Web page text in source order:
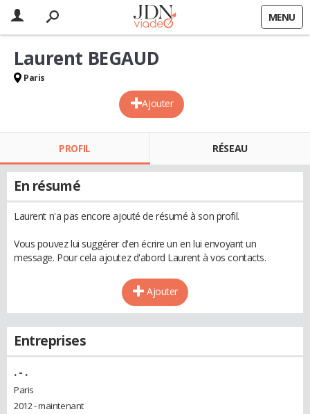
MENU
Ajouter
Laurent BEGAUD
Paris
PROFIL RÉSEAU
En résumé
Laurent n'a pas encore ajouté de résumé à son profil.
Vous pouvez lui suggérer d'en écrire un en lui envoyant un
message. Pour cela ajoutez d'abord Laurent à vos contacts.
Ajouter
Entreprises
.- .
Paris
2012 - maintenant